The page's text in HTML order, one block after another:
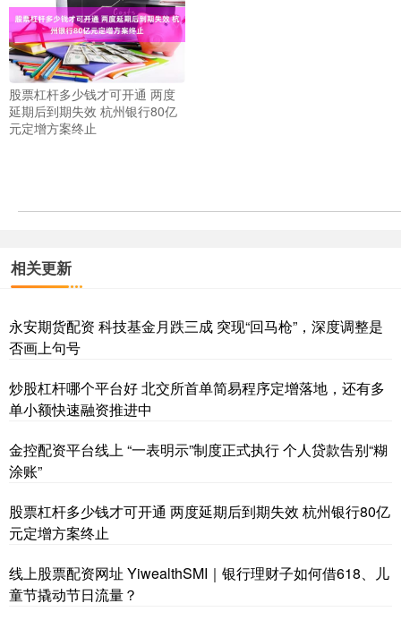
股票杠杆多少钱才可开通 两度
延期后到期失效 杭州银行80亿
元定增方案终止
相关更新
永安期货配资 科技基金月跌三成 突现“回马枪”，深度调整是
否画上句号
炒股杠杆哪个平台好 北交所首单简易程序定增落地，还有多
单小额快速融资推进中
金控配资平台线上 “一表明示”制度正式执行 个人贷款告别“糊
涂账”
股票杠杆多少钱才可开通 两度延期后到期失效 杭州银行80亿
元定增方案终止
线上股票配资网址 YiwealthSMI｜银行理财子如何借618、儿
童节撬动节日流量？